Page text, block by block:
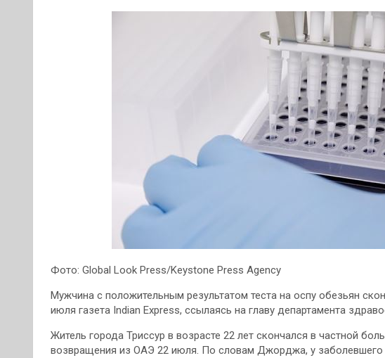
Фото: Global Look Press/Keystone Press Agency
Мужчина с положительным результатом теста на оспу обезьян
июля газета Indian Express, ссылаясь на главу департамента
Житель города Триссур в возрасте 22 лет скончался в частной
возвращения из ОАЭ 22 июля. По словам Джорджа, у заболевшего